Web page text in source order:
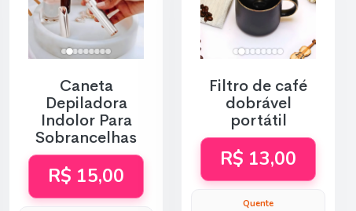
Caneta
Depiladora
Indolor Para
Sobrancelhas
R$ 15,00
Filtro de café
dobrável
portátil
R$ 13,00
Quente